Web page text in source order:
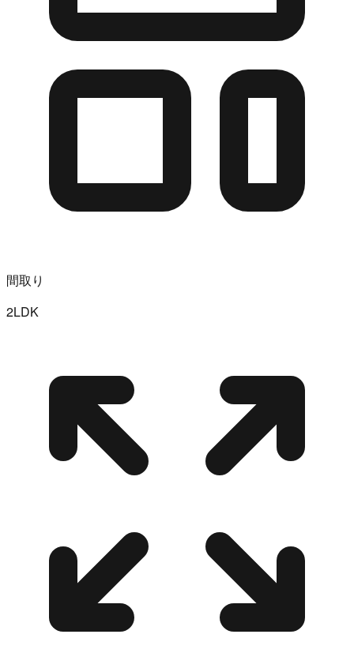
間取り
2LDK